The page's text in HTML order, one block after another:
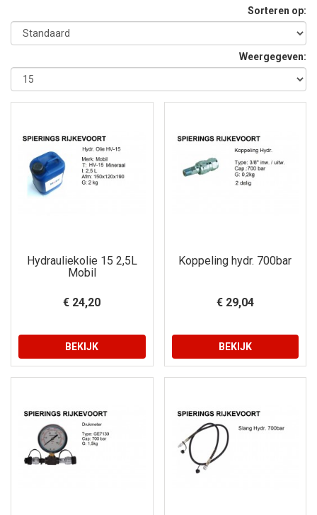
Sorteren op:
Weergegeven:
Hydrauliekolie 15 2,5L
Mobil
€ 24,20
BEKIJK
Koppeling hydr. 700bar
€ 29,04
BEKIJK